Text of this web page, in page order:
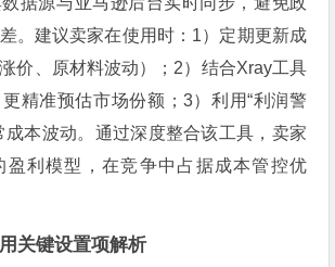
。建议卖家在使用时：1）定期更新成
价、原材料波动）；2）结合Xray工具
精准预估市场份额；3）利用“利润警
成本波动。通过深度整合该工具，卖家
盈利模型，在竞争中占据成本管控优
关键设置项解析